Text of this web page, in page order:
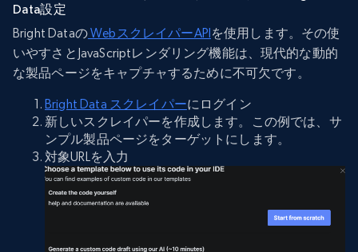
Data設定
Bright DataのWebスクレイパーAPIを使用します。その使
いやすさとJavaScriptレンダリング機能は、現代的な動的
な製品ページをキャプチャするために不可欠です。
Bright Data スクレイパーにログイン
新しいスクレイパーを作成します。この例では、サ
ンプル製品ページをターゲットにします。
対象URLを入力